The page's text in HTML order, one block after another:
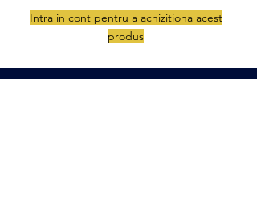
Intra in cont pentru a achizitiona acest
produs